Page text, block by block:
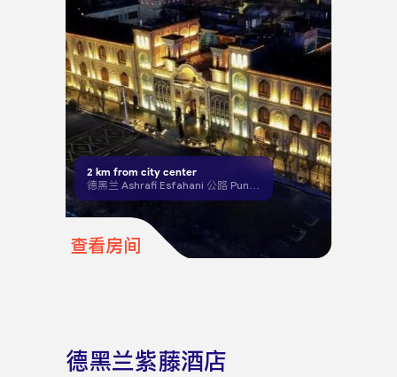
2 km from city center
德黑兰 Ashrafi Esfahani 公路 Punak 广场 Fallahzadeh 街 35 号
查看房间
德黑兰紫藤酒店